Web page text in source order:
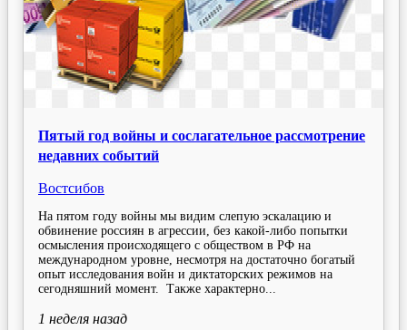
Пятый год войны и сослагательное рассмотрение
недавних событий
Востсибов
На пятом году войны мы видим слепую эскалацию и
обвинение россиян в агрессии, без какой-либо попытки
осмысления происходящего с обществом в РФ на
международном уровне, несмотря на достаточно богатый
опыт исследования войн и диктаторских режимов на
сегодняшний момент. Также характерно...
1 неделя назад